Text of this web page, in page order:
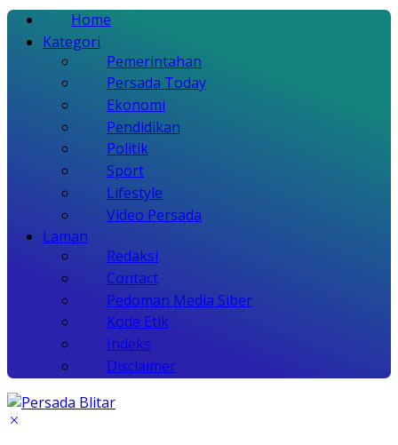
Home
Kategori
Pemerintahan
Persada Today
Ekonomi
Pendidikan
Politik
Sport
Lifestyle
Video Persada
Laman
Redaksi
Contact
Pedoman Media Siber
Kode Etik
Indeks
Disclaimer